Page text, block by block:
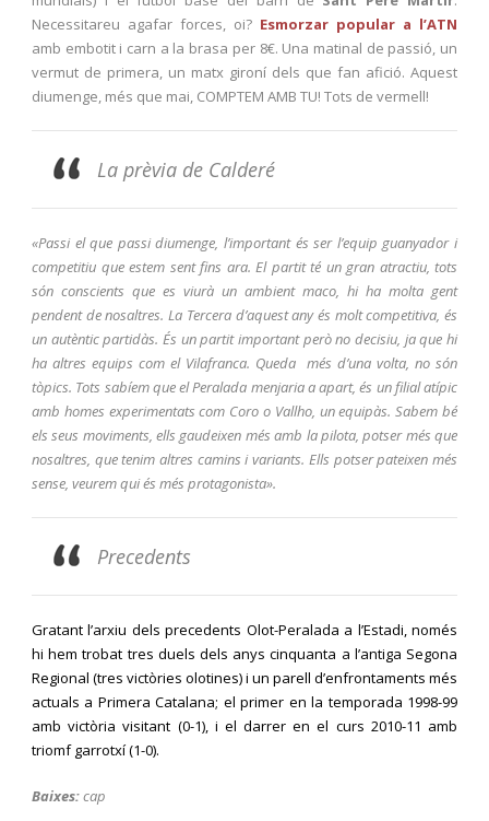
Necessitareu agafar forces, oi? Esmorzar popular a l’ATN
amb embotit i carn a la brasa per 8€. Una matinal de passió, un
vermut de primera, un matx gironí dels que fan afició. Aquest
diumenge, més que mai, COMPTEM AMB TU! Tots de vermell!
La prèvia de Calderé
«Passi el que passi diumenge, l’important és ser l’equip guanyador i
competitiu que estem sent fins ara. El partit té un gran atractiu, tots
són conscients que es viurà un ambient maco, hi ha molta gent
pendent de nosaltres. La Tercera d’aquest any és molt competitiva, és
un autèntic partidàs. És un partit important però no decisiu, ja que hi
ha altres equips com el Vilafranca. Queda més d’una volta, no són
tòpics. Tots sabíem que el Peralada menjaria a apart, és un filial atípic
amb homes experimentats com Coro o Vallho, un equipàs. Sabem bé
els seus moviments, ells gaudeixen més amb la pilota, potser més que
nosaltres, que tenim altres camins i variants. Ells potser pateixen més
sense, veurem qui és més protagonista».
Precedents
Gratant l’arxiu dels precedents Olot-Peralada a l’Estadi, només
hi hem trobat tres duels dels anys cinquanta a l’antiga Segona
Regional (tres victòries olotines) i un parell d’enfrontaments més
actuals a Primera Catalana; el primer en la temporada 1998-99
amb victòria visitant (0-1), i el darrer en el curs 2010-11 amb
triomf garrotxí (1-0).
Baixes:cap